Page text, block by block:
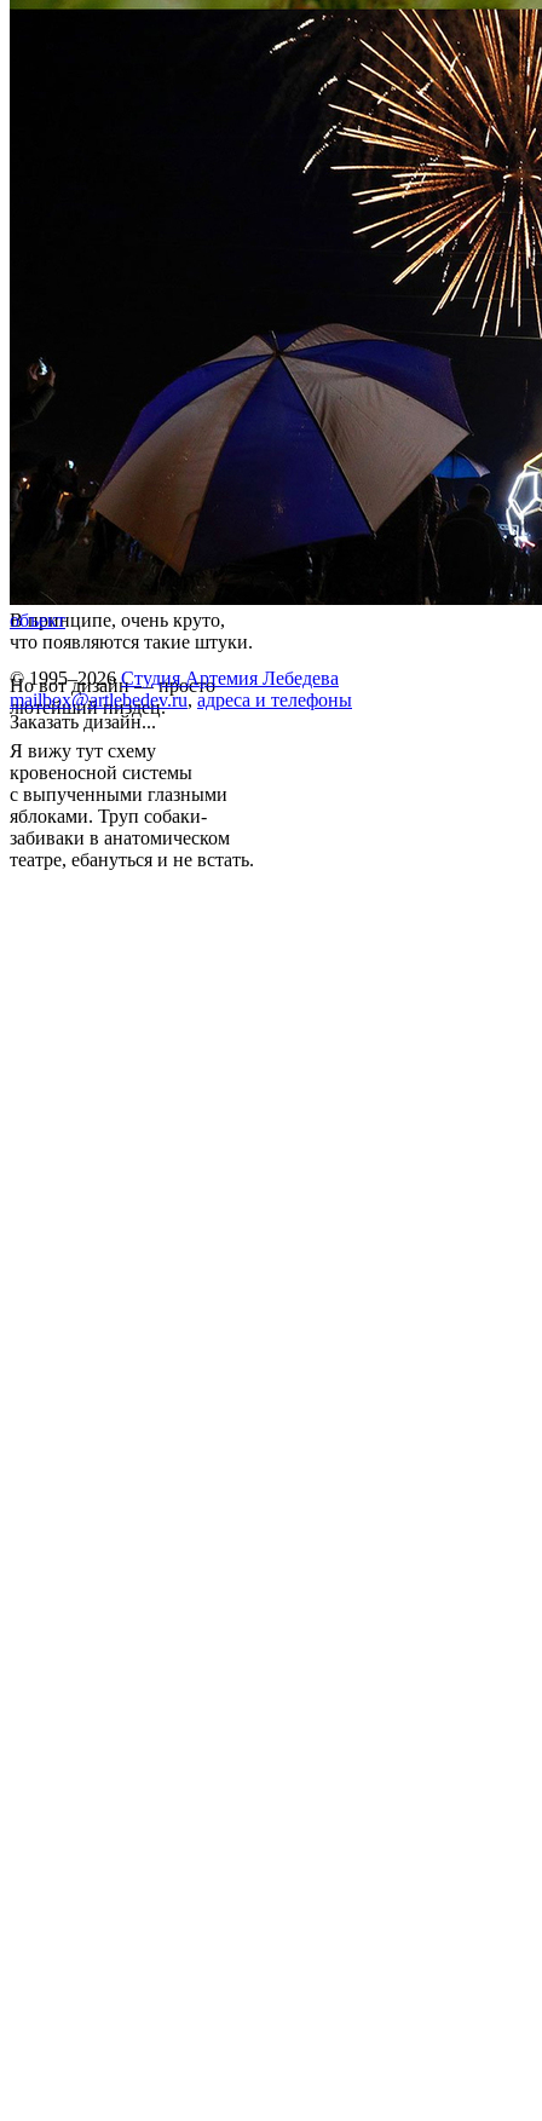
В принципе, очень круто,
что появляются такие штуки.
Но вот дизайн — просто
лютейший пиздец.
Я вижу тут схему
кровеносной системы
с выпученными глазными
яблоками. Труп собаки-
забиваки в анатомическом
театре, ебануться и не встать.
объект
© 1995–2026 Студия Артемия Лебедева
mailbox@artlebedev.ru, адреса и телефоны
Заказать дизайн...